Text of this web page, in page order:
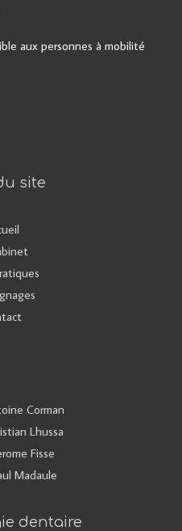
aux personnes à mobilité
site
Corman
Lhussa
Fisse
Madaule
dentaire